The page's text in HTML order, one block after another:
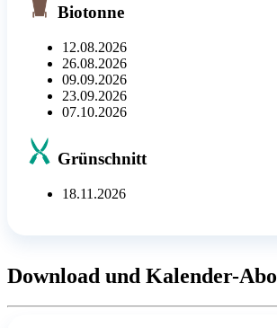
Biotonne
12.08.2026
26.08.2026
09.09.2026
23.09.2026
07.10.2026
Grünschnitt
18.11.2026
Download und Kalender-Abo